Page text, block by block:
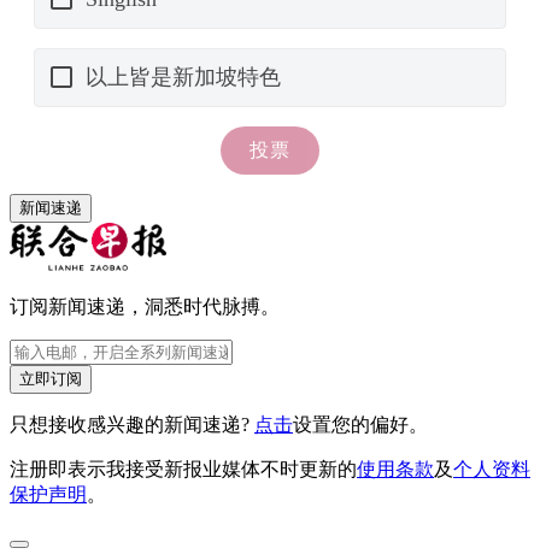
新闻速递
订阅新闻速递，洞悉时代脉搏。
立即订阅
只想接收感兴趣的新闻速递? 点击设置您的偏好。
注册即表示我接受新报业媒体不时更新的使用条款及个人资料
保护声明 。